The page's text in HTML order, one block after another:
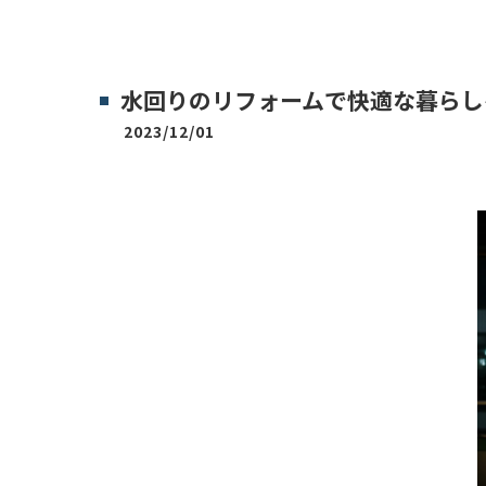
水回りのリフォームで快適な暮ら
2023/12/01